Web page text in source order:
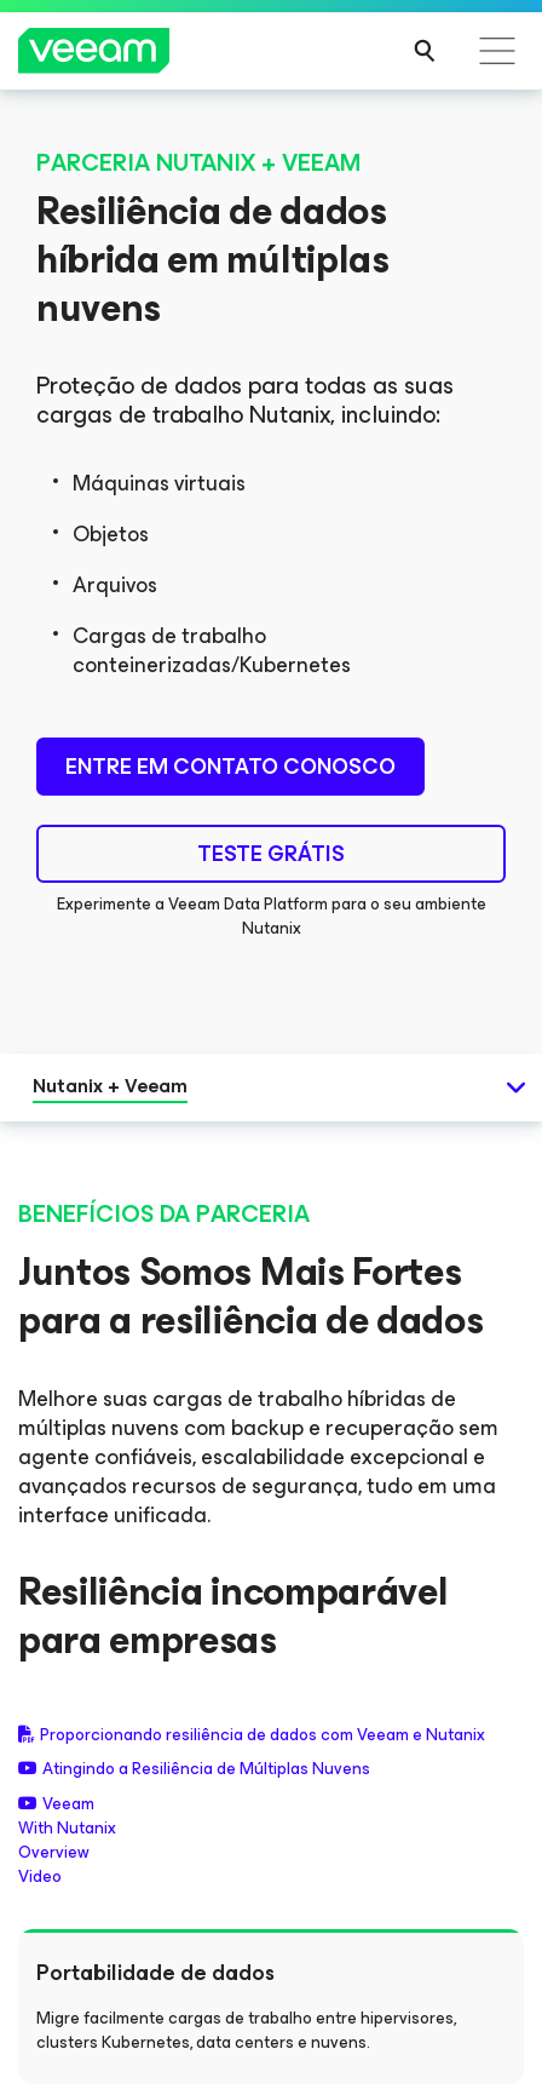
Orientações da Veeam para os clientes afetados
pela atualização de conteúdo da CrowdStrike
LEIA
MAIS
PARCERIA NUTANIX + VEEAM
Resiliência de dados
híbrida em múltiplas
nuvens
Proteção de dados para todas as suas
cargas de trabalho Nutanix, incluindo:
Máquinas virtuais
Objetos
Arquivos
Cargas de trabalho
conteinerizadas/Kubernetes
ENTRE EM CONTATO CONOSCO
TESTE GRÁTIS
Experimente a Veeam Data Platform para o seu ambiente
Nutanix
Nutanix + Veeam
BENEFÍCIOS DA PARCERIA
Juntos Somos Mais Fortes
para a resiliência de dados
Melhore suas cargas de trabalho híbridas de
múltiplas nuvens com backup e recuperação sem
agente confiáveis, escalabilidade excepcional e
avançados recursos de segurança, tudo em uma
interface unificada.
Resiliência incomparável
para empresas
Proporcionando resiliência de dados com Veeam e Nutanix
Atingindo a Resiliência de Múltiplas Nuvens
Veeam
With Nutanix
Overview
Video
Portabilidade de dados
Migre facilmente cargas de trabalho entre hipervisores,
clusters Kubernetes, data centers e nuvens.